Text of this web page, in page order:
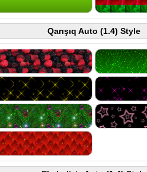
Qarışıq Auto (1.4) Style